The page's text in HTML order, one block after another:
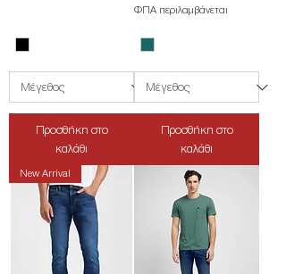
Προσθήκη στο
καλάθι
ΦΠΑ περιλαμβάνεται
Προσθήκη στο
καλάθι
New Arrival